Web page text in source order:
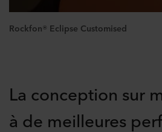
Rockfon® Eclipse Customised
La conception sur
à de meilleures